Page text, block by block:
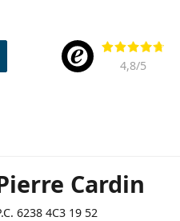
Bewertung
4,8/5
Cardin
6238 4C3 19 52